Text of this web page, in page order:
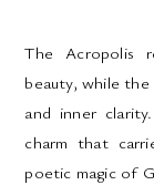
The Acropolis
beauty, while
and inner
charm that
poetic magic of